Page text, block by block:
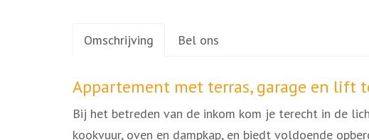
Omschrijving Bel ons
Omschrijving
Appartement met terras, garage en lift
Bij het betreden van de inkom kom je terecht in de
kookvuur, oven en dampkap, en biedt voldoende